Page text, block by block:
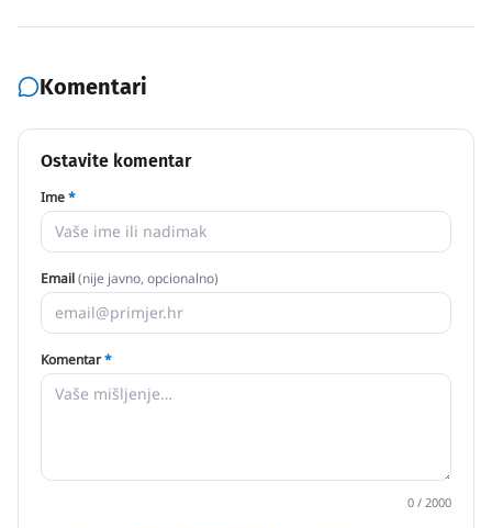
Komentari
Ostavite komentar
Ime*
Email(nije javno, opcionalno)
Komentar*
0 / 2000